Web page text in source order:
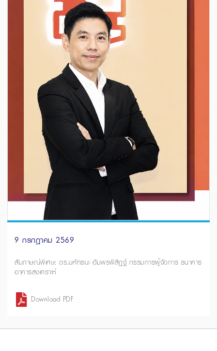
9 กรกฎาคม 2569
สัมภาษณ์พิเศษ: ดร.มหัทธนะ อัมพรพิสิฏฐ์ กรรมการผู้จัดการ ธนาคาร
อาคารสงเคราะห์
Download PDF